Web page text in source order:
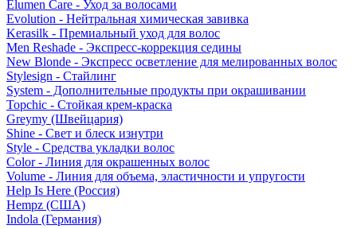
Elumen Care - Уход за волосами
Evolution - Нейтральная химическая завивка
Kerasilk - Премиальный уход для волос
Men Reshade - Экспресс-коррекция седины
New Blonde - Экспресс осветление для мелированных волос
Stylesign - Стайлинг
System - Дополнительные продукты при окрашивании
Topchic - Стойкая крем-краска
Greymy (Швейцария)
Shine - Свет и блеск изнутри
Style - Средства укладки волос
Color - Линия для окрашенных волос
Volume - Линия для объема, эластичности и упругости
Help Is Here (Россия)
Hempz (США)
Indola (Германия)